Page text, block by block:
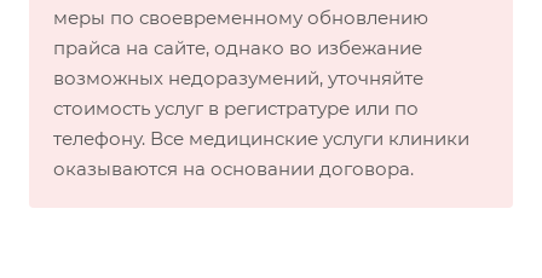
меры по своевременному обновлению
прайса на сайте, однако во избежание
возможных недоразумений, уточняйте
стоимость услуг в регистратуре или по
телефону. Все медицинские услуги клиники
оказываются на основании договора.